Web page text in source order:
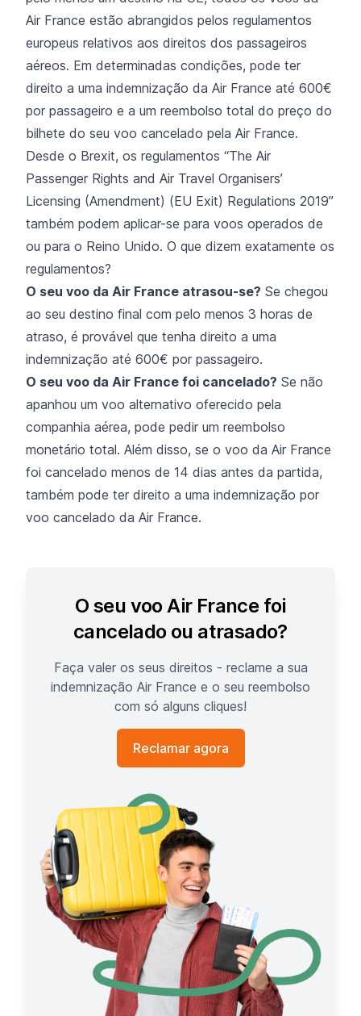
Air France estão abrangidos pelos regulamentos
europeus relativos aos direitos dos passageiros
aéreos. Em determinadas condições, pode ter
direito a uma indemnização da Air France até 600€
por passageiro e a um reembolso total do preço do
bilhete do seu voo cancelado pela Air France.
Desde o Brexit, os regulamentos “The Air
Passenger Rights and Air Travel Organisers’
Licensing (Amendment) (EU Exit) Regulations 2019”
também podem aplicar-se para voos operados de
ou para o Reino Unido. O que dizem exatamente os
regulamentos?
O seu voo da Air France atrasou-se? Se chegou
ao seu destino final com pelo menos 3 horas de
atraso, é provável que tenha direito a uma
indemnização até 600€ por passageiro.
O seu voo da Air France foi cancelado? Se não
apanhou um voo alternativo oferecido pela
companhia aérea, pode pedir um reembolso
monetário total. Além disso, se o voo da Air France
foi cancelado menos de 14 dias antes da partida,
também pode ter direito a uma indemnização por
voo cancelado da Air France.
O seu voo Air France foi
cancelado ou atrasado?
Faça valer os seus direitos - reclame a sua
indemnização Air France e o seu reembolso
com só alguns cliques!
Reclamar agora